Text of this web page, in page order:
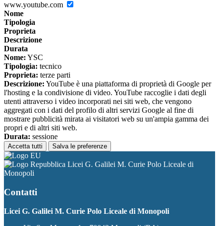
www.youtube.com
Nome
Tipologia
Proprieta
Descrizione
Durata
Nome: YSC
Tipologia: tecnico
Proprieta: terze parti
Descrizione: YouTube è una piattaforma di proprietà di Google per
l'hosting e la condivisione di video. YouTube raccoglie i dati degli
utenti attraverso i video incorporati nei siti web, che vengono
aggregati con i dati del profilo di altri servizi Google al fine di
mostrare pubblicità mirata ai visitatori web su un'ampia gamma dei
propri e di altri siti web.
Durata: sessione
Accetta tutti Salva le preferenze
Licei G. Galilei M. Curie Polo Liceale di
Monopoli
Contatti
Licei G. Galilei M. Curie Polo Liceale di Monopoli